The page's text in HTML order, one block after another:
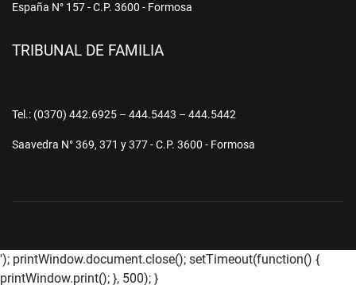
España N° 157 - C.P. 3600 - Formosa
TRIBUNAL DE FAMILIA
Tel.: (0370) 442.6925 – 444.5443 – 444.5442
Saavedra N° 369, 371 y 377 - C.P. 3600 - Formosa
'); printWindow.document.close(); setTimeout(function() {
printWindow.print(); }, 500); }